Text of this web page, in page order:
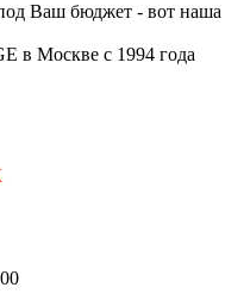
Ваш бюджет - вот наша
в Москве с 1994 года